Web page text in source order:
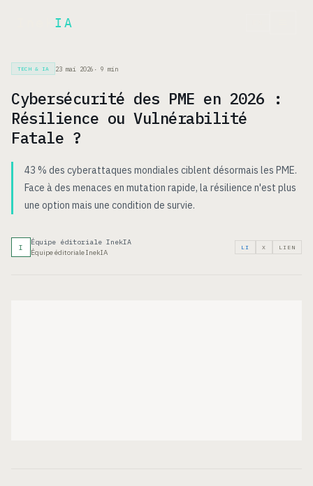
IA
TECH & IA 23 mai 2026 · 9 min
Cybersécurité des PME en 2026 :
Résilience ou Vulnérabilité
Fatale ?
43 % des cyberattaques mondiales ciblent désormais les PME.
Face à des menaces en mutation rapide, la résilience n'est plus
une option mais une condition de survie.
I
Équipe éditoriale InekIA
Équipe éditoriale InekIA
LI X LIEN